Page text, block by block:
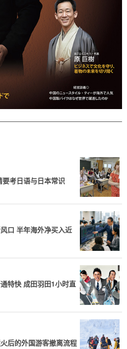
考日语与日本常识
口 半年海外净买入近
特快 成田羽田1小时直
后的外国游客撤离流程